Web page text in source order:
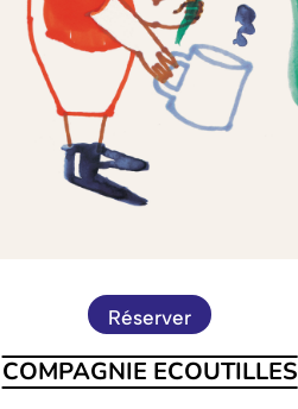
Réserver
COMPAGNIE ECOUTILLES